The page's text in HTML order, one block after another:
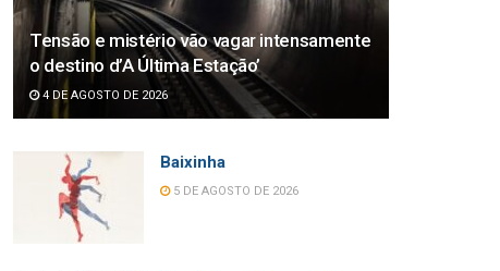
Tensão e mistério vão vagar intensamente
o destino d’A Última Estação’
4 DE AGOSTO DE 2026
Baixinha
5 DE AGOSTO DE 2026